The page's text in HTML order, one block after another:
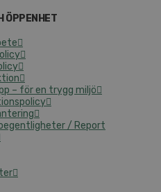
ÖPPENHET
– för en trygg miljö
/ Report